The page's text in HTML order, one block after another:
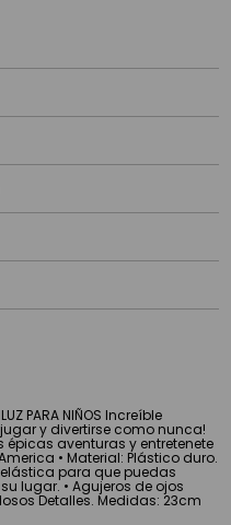
PARA NIÑOS Increíble
y divertirse como nunca!
aventuras y entretenete
• Material: Plástico duro.
elástica para que puedas
lugar. • Agujeros de ojos
Detalles. Medidas: 23cm